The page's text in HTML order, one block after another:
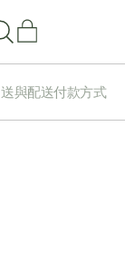
與配送付款方式